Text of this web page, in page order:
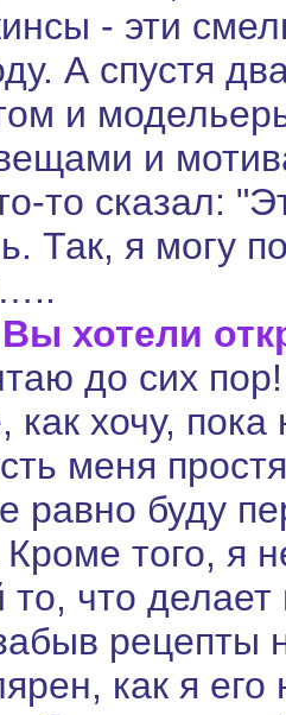
- эти
А спустя
и
и
то сказал:
Так, я могу
хотели
до сих
как хочу,
меня
равно буду
того, я
то, что
рецепты
как я